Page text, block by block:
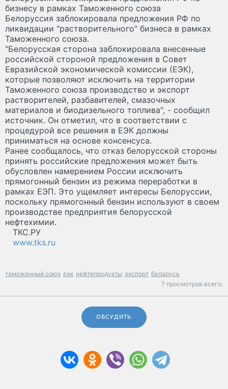
бизнесу в рамках Таможенного союза
Белоруссия заблокировала предложения РФ по
ликвидации "растворительного" бизнеса в рамках
Таможенного союза.
"Белорусская сторона заблокировала внесенные
российской стороной предложения в Совет
Евразийской экономической комиссии (ЕЭК),
которые позволяют исключить на территории
Таможенного союза производство и экспорт
растворителей, разбавителей, смазочных
материалов и биодизельного топлива", - сообщил
источник. Он отметил, что в соответствии с
процедурой все решения в ЕЭК должны
приниматься на основе консенсуса.
Ранее сообщалось, что отказ белорусской стороны
принять российские предложения может быть
обусловлен намерением России исключить
прямогонный бензин из режима переработки в
рамках ЕЭП. Это ущемляет интересы Белоруссии,
поскольку прямогонный бензин используют в своем
производстве предприятия белорусской
нефтехимии.
ТКС.РУ
www.tks.ru
таможенный союз еэк нефтепродукты экспорт беларусь
7 просмотров всего.
ОБСУДИТЬ